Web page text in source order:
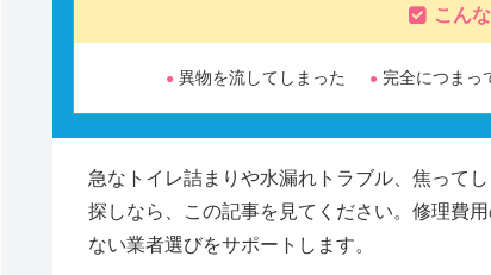
こん
異物を流してしまった 完全につまっ
急なトイレ詰まりや水漏れトラブル、焦って
探しなら、この記事を見てください。修理費
ない業者選びをサポートします。